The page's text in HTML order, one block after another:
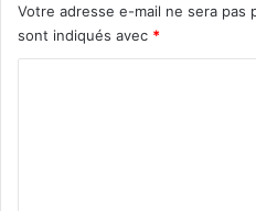
Votre adresse e-mail ne sera pas
sont indiqués avec *